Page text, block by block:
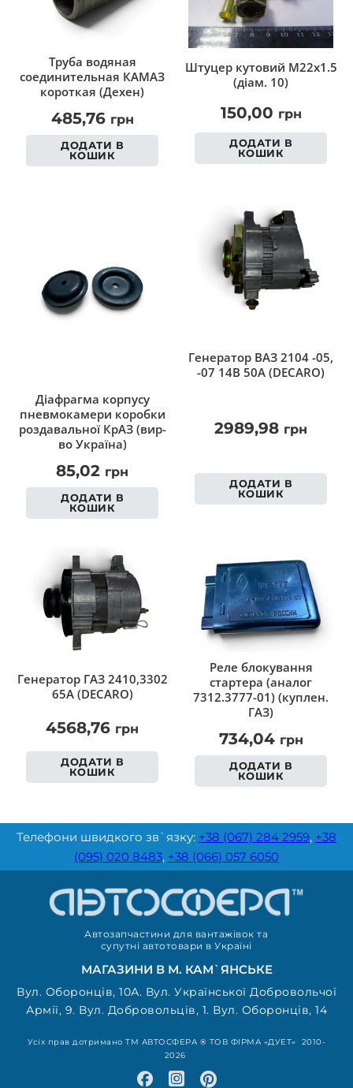
Труба водяная
соединительная КАМАЗ
короткая (Дехен)
485,76 грн
ДОДАТИ В
КОШИК
Штуцер кутовий M22x1.5
(діам. 10)
150,00 грн
ДОДАТИ В
КОШИК
Діафрагма корпусу
пневмокамери коробки
роздавальної КрАЗ (вир-
во Україна)
85,02 грн
ДОДАТИ В
КОШИК
Генератор ВАЗ 2104 -05,
-07 14В 50А (DECARO)
2989,98 грн
ДОДАТИ В
КОШИК
Генератор ГАЗ 2410,3302
65А (DECARO)
4568,76 грн
ДОДАТИ В
КОШИК
Реле блокування
стартера (аналог
7312.3777-01) (куплен.
ГАЗ)
734,04 грн
ДОДАТИ В
КОШИК
Телефони швидкого зв`язку: +38 (067) 284 2959, +38
(095) 020 8483, +38 (066) 057 6050
Автозапчастини для вантажівок та
супутні автотовари в Україні
МАГАЗИНИ В М. КАМ`ЯНСЬКЕ
Вул. Оборонців, 10А. Вул. Української Добровольчої
Армії, 9. Вул. Добровольців, 1. Вул. Оборонців, 14
Усіх прав дотримано ТМ АВТОСФЕРА ® ТОВ ФІРМА «ДУЕТ» 2010-
2026